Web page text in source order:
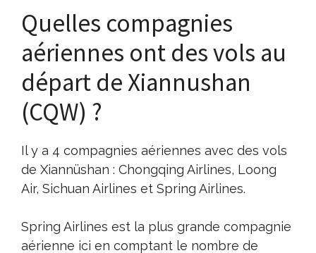
Quelles compagnies
aériennes ont des vols au
départ de Xiannushan
(CQW) ?
Il y a 4 compagnies aériennes avec des vols
de Xiannüshan : Chongqing Airlines, Loong
Air, Sichuan Airlines et Spring Airlines.
Spring Airlines est la plus grande compagnie
aérienne ici en comptant le nombre de